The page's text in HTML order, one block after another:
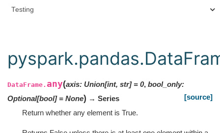
Testing
DataFrame. any(axis: Union[int, str] = 0, bool_only:
Optional[bool] = None) → Series
[source]
Return whether any element is True.